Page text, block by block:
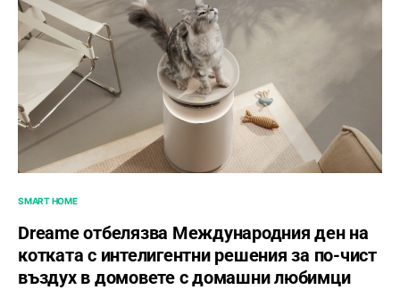
SMART HOME
Dreame отбелязва Международния ден на
котката с интелигентни решения за по-чист
въздух в домовете с домашни любимци